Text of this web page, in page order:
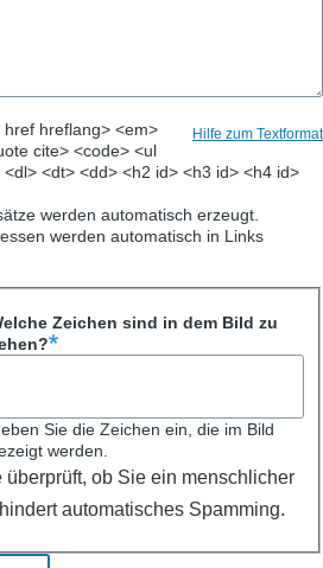
Hilfe zum Textformat
hreflang> <em>
cite> <code> <ul
<dt> <dd> <h2 id> <h3 id> <h4 id>
werden automatisch erzeugt.
werden automatisch in Links
Zeichen sind in dem Bild zu
Sie die Zeichen ein, die im Bild
werden.
überprüft, ob Sie ein menschlicher
automatisches Spamming.